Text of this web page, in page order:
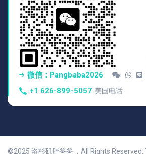
微信：pangbaba2026
+1 626-899-5057 美国电话
©2025 洛杉矶胖爸爸，All Rights Reserved.